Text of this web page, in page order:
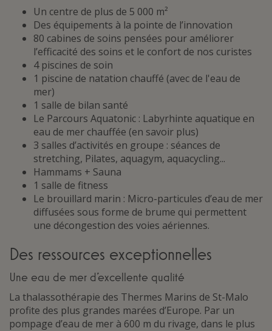
Un centre de plus de 5 000 m²
Des équipements à la pointe de l’innovation
80 cabines de soins pensées pour améliorer
l’efficacité des soins et le confort de nos curistes
4 piscines de soin
1 piscine de natation chauffé (avec de l'eau de
mer)
1 salle de bilan santé
Le Parcours Aquatonic : Labyrhinte aquatique en
eau de mer chauffée (en savoir plus)
3 salles d’activités en groupe : séances de
stretching, Pilates, aquagym, aquacycling...
Hammams + Sauna
1 salle de fitness
Le brouillard marin : Micro-particules d’eau de mer
diffusées sous forme de brume qui permettent
une décongestion des voies aériennes.
Des ressources exceptionnelles
Une eau de mer d’excellente qualité
La thalassothérapie des Thermes Marins de St-Malo
profite des plus grandes marées d’Europe. Par un
pompage d’eau de mer à 600 m du rivage, dans le plus